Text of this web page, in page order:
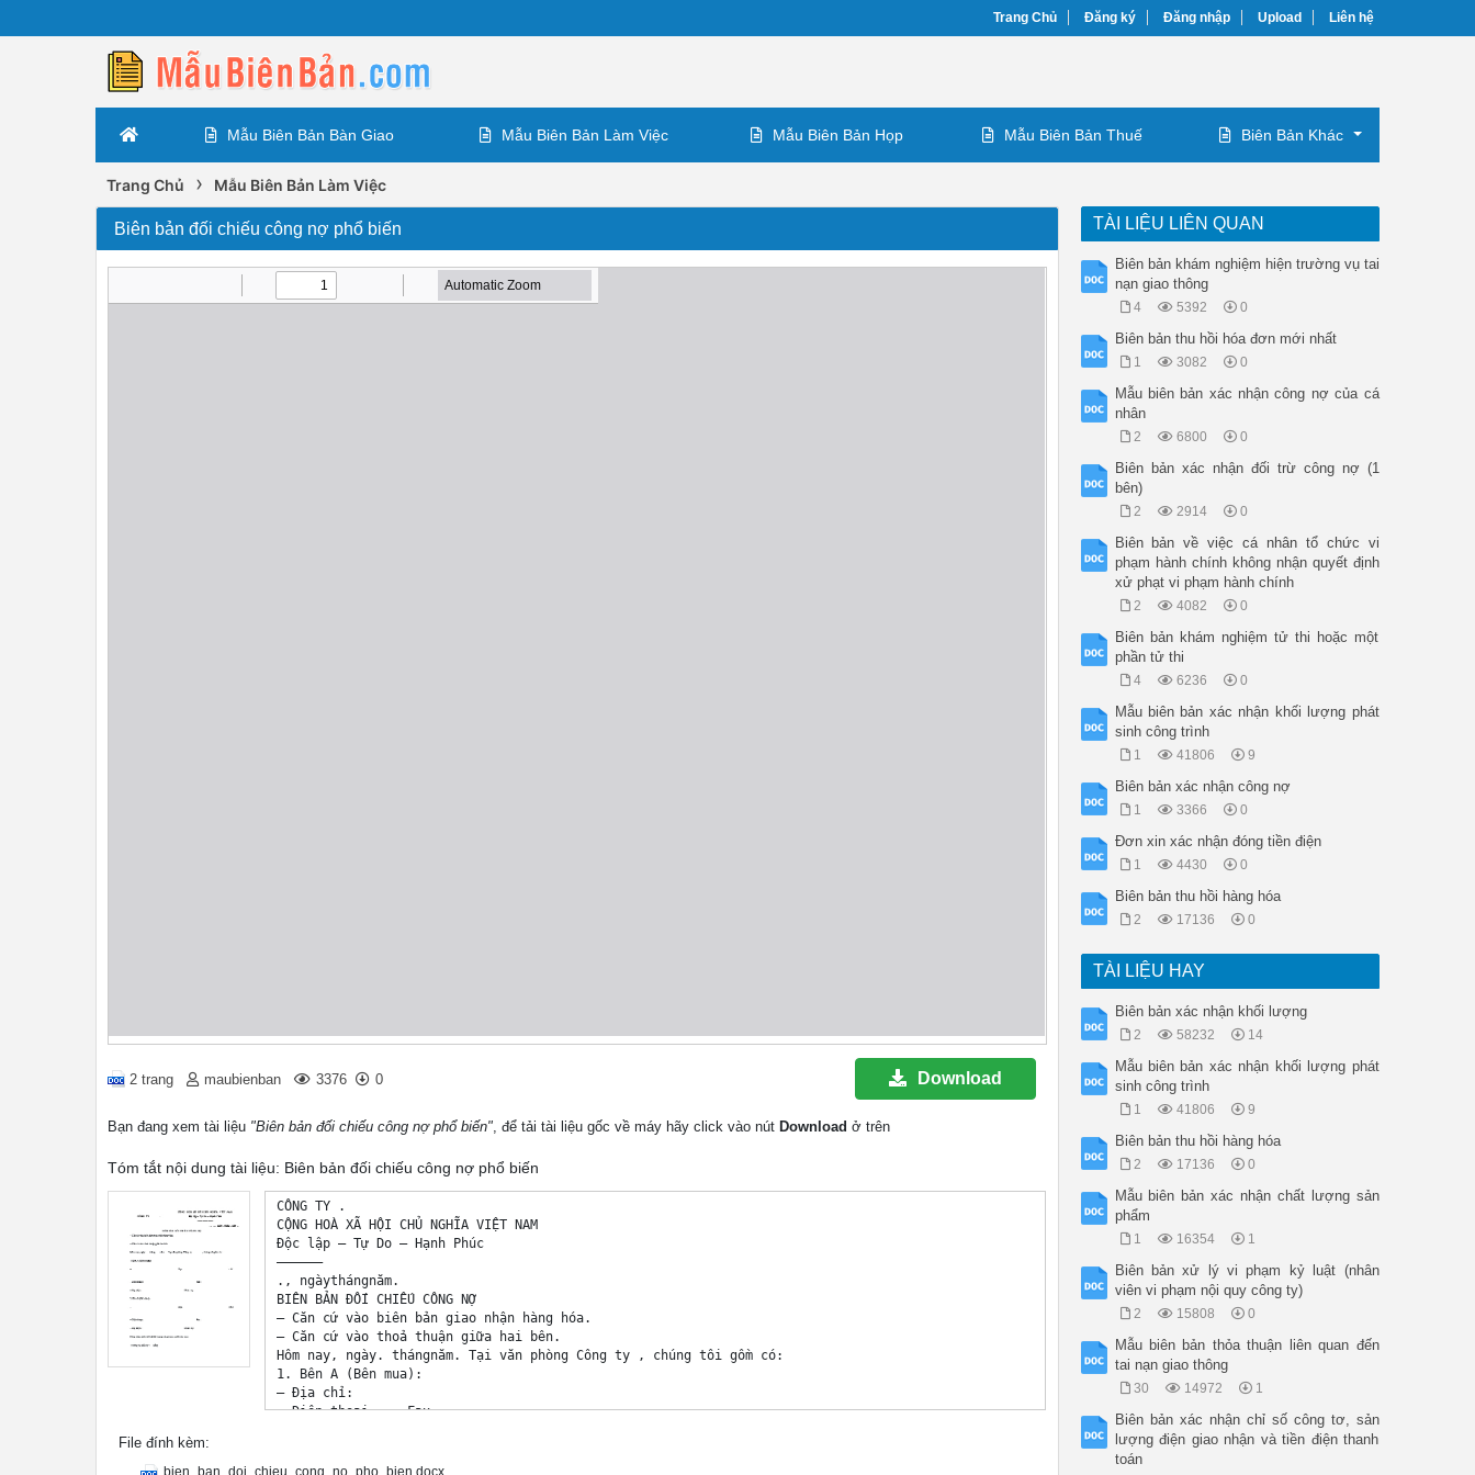
Trang Chủ Đăng ký Đăng nhập Upload Liên hệ
Mẫu Biên Bản Bàn Giao Mẫu Biên Bản Làm Việc Mẫu Biên Bản Họp Mẫu Biên Bản Thuế Biên Bản Khác
Trang Chủ › Mẫu Biên Bản Làm Việc
Biên bản đối chiếu công nợ phổ biến
2 trang maubienban 3376 0 Download
Bạn đang xem tài liệu "Biên bản đối chiếu công nợ phổ biến", để tải tài liệu gốc về máy hãy click vào nút Download ở trên
Tóm tắt nội dung tài liệu: Biên bản đối chiếu công nợ phổ biến
CÔNG TY .
CỘNG HOÀ XÃ HỘI CHỦ NGHĨA VIỆT NAM
Độc lập – Tự Do – Hạnh Phúc
——————
., ngàythángnăm.
BIÊN BẢN ĐỐI CHIẾU CÔNG NỢ
– Căn cứ vào biên bản giao nhận hàng hóa.
– Căn cứ vào thoả thuận giữa hai bên.
Hôm nay, ngày. thángnăm. Tại văn phòng Công ty , chúng tôi gồm có:
1. Bên A (Bên mua):
– Địa chỉ:
– Điện thoại: .. Fax: ..
– Địa chỉ: ..
File đính kèm:
TÀI LIỆU LIÊN QUAN
Biên bản khám nghiệm hiện trường vụ tai
nạn giao thông
4 5392 0
Biên bản thu hồi hóa đơn mới nhất
1 3082 0
Mẫu biên bản xác nhận công nợ của cá
nhân
2 6800 0
Biên bản xác nhận đối trừ công nợ (1
bên)
2 2914 0
Biên bản về việc cá nhân tổ chức vi
phạm hành chính không nhận quyết định
xử phạt vi phạm hành chính
2 4082 0
Biên bản khám nghiệm tử thi hoặc một
phần tử thi
4 6236 0
Mẫu biên bản xác nhận khối lượng phát
sinh công trình
1 41806 9
Biên bản xác nhận công nợ
1 3366 0
Đơn xin xác nhận đóng tiền điện
1 4430 0
Biên bản thu hồi hàng hóa
2 17136 0
TÀI LIỆU HAY
Biên bản xác nhận khối lượng
2 58232 14
Mẫu biên bản xác nhận khối lượng phát
sinh công trình
1 41806 9
Biên bản thu hồi hàng hóa
2 17136 0
Mẫu biên bản xác nhận chất lượng sản
phẩm
1 16354 1
Biên bản xử lý vi phạm kỷ luật (nhân
viên vi phạm nội quy công ty)
2 15808 0
Mẫu biên bản thỏa thuận liên quan đến
tai nạn giao thông
30 14972 1
Biên bản xác nhận chỉ số công tơ, sản
lượng điện giao nhận và tiền điện thanh
toán